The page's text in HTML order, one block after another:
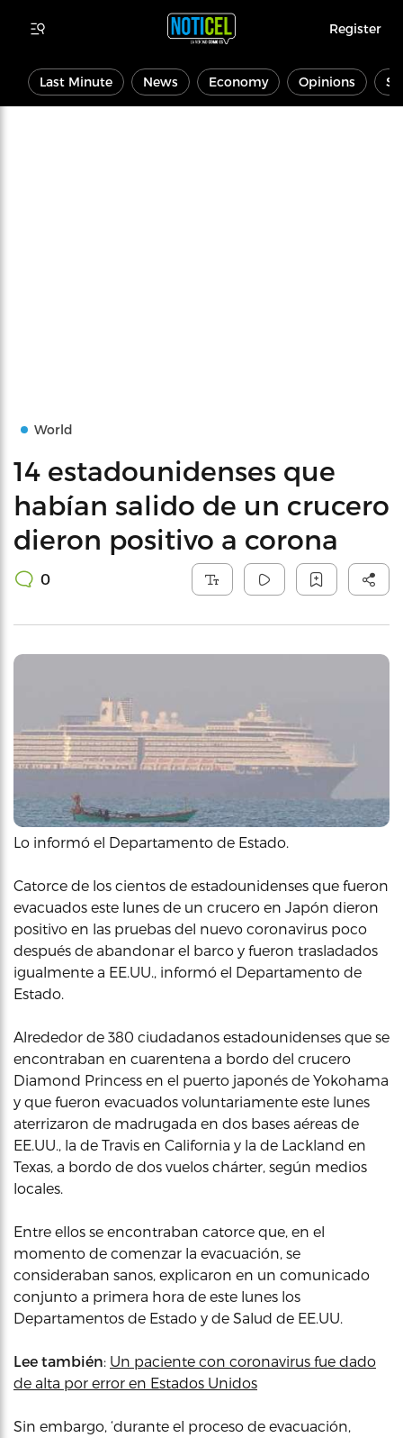
Register
Last Minute News Economy Opinions
World
14 estadounidenses que
habían salido de un crucero
dieron positivo a corona
0
Lo informó el Departamento de Estado.
Catorce de los cientos de estadounidenses que fueron
evacuados este lunes de un crucero en Japón dieron
positivo en las pruebas del nuevo coronavirus poco
después de abandonar el barco y fueron trasladados
igualmente a EE.UU., informó el Departamento de
Estado.
Alrededor de 380 ciudadanos estadounidenses que se
encontraban en cuarentena a bordo del crucero
Diamond Princess en el puerto japonés de Yokohama
y que fueron evacuados voluntariamente este lunes
aterrizaron de madrugada en dos bases aéreas de
EE.UU., la de Travis en California y la de Lackland en
Texas, a bordo de dos vuelos chárter, según medios
locales.
Entre ellos se encontraban catorce que, en el
momento de comenzar la evacuación, se
consideraban sanos, explicaron en un comunicado
conjunto a primera hora de este lunes los
Departamentos de Estado y de Salud de EE.UU.
Lee también: Un paciente con coronavirus fue dado
de alta por error en Estados Unidos
Sin embargo, ‘durante el proceso de evacuación,